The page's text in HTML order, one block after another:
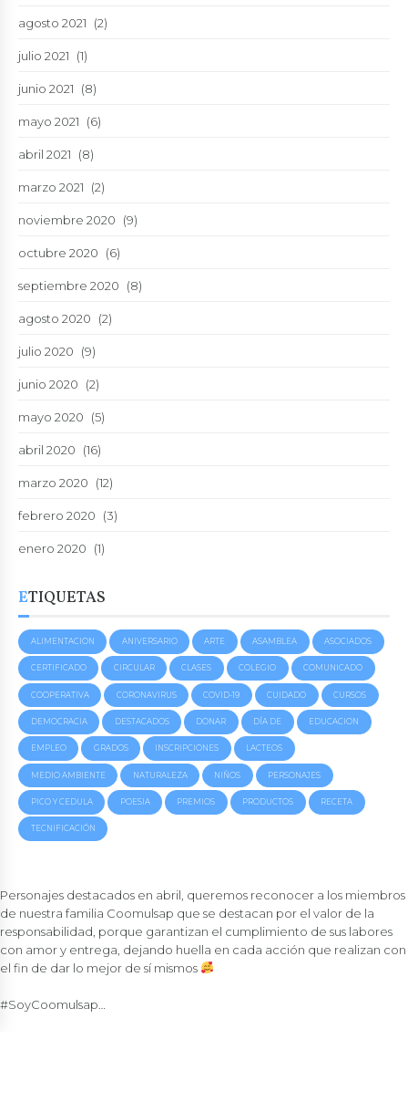
agosto 2021 (2)
julio 2021 (1)
junio 2021 (8)
mayo 2021 (6)
abril 2021 (8)
marzo 2021 (2)
noviembre 2020 (9)
octubre 2020 (6)
septiembre 2020 (8)
agosto 2020 (2)
julio 2020 (9)
junio 2020 (2)
mayo 2020 (5)
abril 2020 (16)
marzo 2020 (12)
febrero 2020 (3)
enero 2020 (1)
ETIQUETAS
ALIMENTACION ANIVERSARIO ARTE ASAMBLEA ASOCIADOS
CERTIFICADO CIRCULAR CLASES COLEGIO COMUNICADO
COOPERATIVA CORONAVIRUS COVID-19 CUIDADO CURSOS
DEMOCRACIA DESTACADOS DONAR DÍA DE EDUCACION
EMPLEO GRADOS INSCRIPCIONES LACTEOS
MEDIO AMBIENTE NATURALEZA NIÑOS PERSONAJES
PICO Y CEDULA POESIA PREMIOS PRODUCTOS RECETA
TECNIFICACIÓN
Personajes destacados en abril, queremos reconocer a los miembros
de nuestra familia Coomulsap que se destacan por el valor de la
responsabilidad , porque garantizan el cumplimiento de sus labores
con amor y entrega, dejando huella en cada acción que realizan con
el fin de dar lo mejor de sí mismos
#SoyCoomulsap…